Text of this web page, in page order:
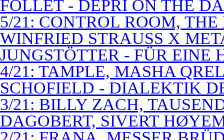
FOLLET - DEPRI ON THE
5/21: CONTROL ROOM,
WINFRIED STRAUSS X
JUNGSTÖTTER - FÜR EINE
4/21: TAMPLE, MASHA
SCHOFIELD - DIALEKTIK
3/21: BILLY ZACH,
DAGOBERT, SIVERT